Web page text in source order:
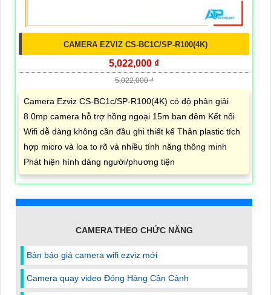
CAMERA EZVIZ CS-BC1C/SP-R100(4K)
5,022,000 ₫
5,022,000 ₫
Camera Ezviz CS-BC1c/SP-R100(4K) có độ phân giải
8.0mp camera hỗ trợ hồng ngoại 15m ban đêm Kết nối
Wifi dễ dàng không cần đầu ghi thiết kế Thân plastic tích
hợp micro và loa to rõ và nhiều tính năng thông minh
Phát hiện hình dáng người/phương tiện
CAMERA THEO CHỨC NĂNG
Bản báo giá camera wifi ezviz mới
Camera quay video Đóng Hàng Cận Cảnh